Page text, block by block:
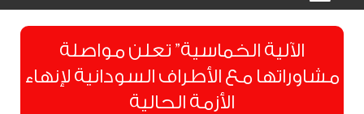
الآلية الخماسية” تعلن مواصلة
مشاوراتها مع الأطراف السودانية لإنهاء
الأزمة الحالية